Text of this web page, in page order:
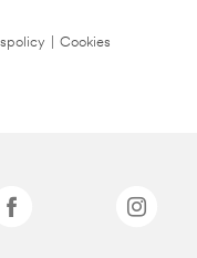
Cookies